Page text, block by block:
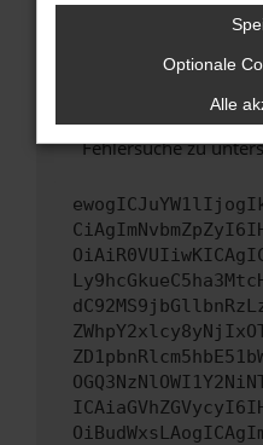
Wende dich an
Wenn du alle oben
hast, kontaktiere uns
versuchen, das
uns diesen Text
Fehlersuche zu
Optionale
Alle